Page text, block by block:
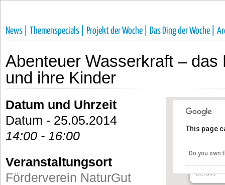
News | Themenspecials | Projekt der Woche | Das Ding der Woche |
Abenteuer Wasserkraft – das
und ihre Kinder
Talstraße
Details
This page
Do you own
Datum und Uhrzeit
Datum - 25.05.2014
14:00 - 16:00
Veranstaltungsort
Förderverein NaturGut